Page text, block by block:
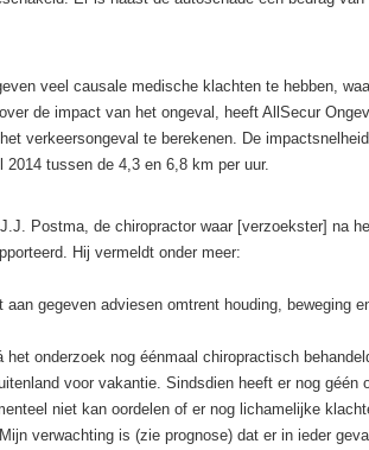
veel causale medische klachten te hebben,
de impact van het ongeval, heeft AllSecur
verkeersongeval te berekenen. De
tussen de 4,3 en 6,8 km per uur.
Postma, de chiropractor waar [verzoekster] na
Hij vermeldt onder meer:
gegeven adviesen omtrent houding, beweging
het onderzoek nog éénmaal chiropractisch
voor vakantie. Sindsdien heeft er nog géén
niet kan oordelen of er nog lichamelijke
verwachting is (zie prognose) dat er in ieder